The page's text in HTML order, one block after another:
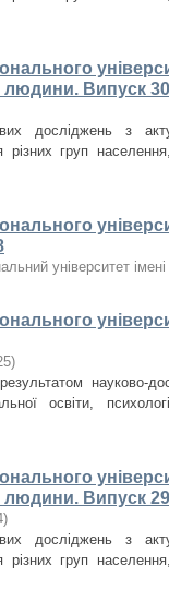
людини. Випуск
досліджень з
груп населення,
університет
)
науково-
освіти,
людини. Випуск
)
досліджень з
груп населення,